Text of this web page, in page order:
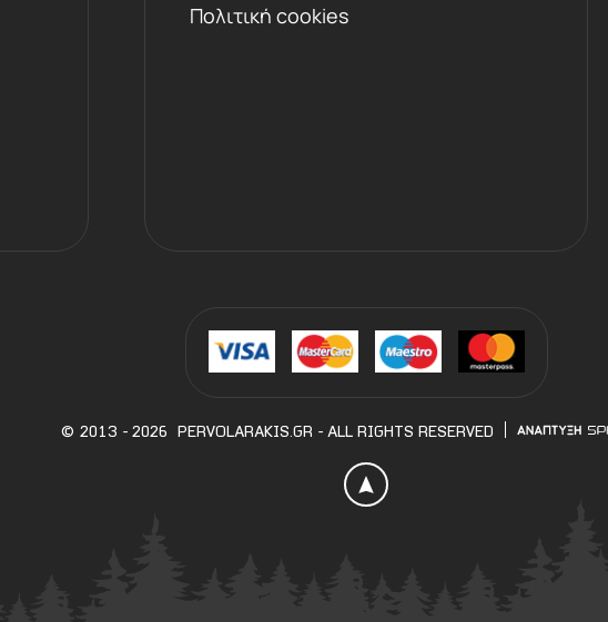
Πολιτική cookies
© 2013 - 2026 PERVOLARAKIS.GR - ALL RIGHTS RESERVED